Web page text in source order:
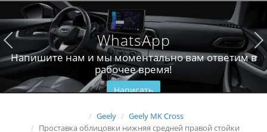
WhatsApp
Напишите нам и мы моментально вам ответим в
рабочее время!
Написать
Geely
Geely MK Cross
Проставка облицовки нижняя средней правой стойки